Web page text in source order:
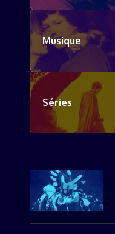
Musique
Séries